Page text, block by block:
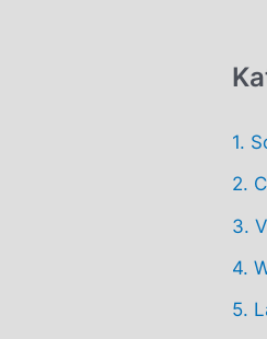
1.
2.
3.
4.
5.